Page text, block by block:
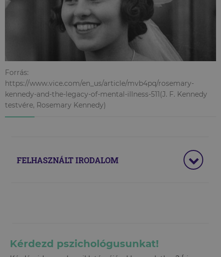
Forrás:
https://www.vice.com/en_us/article/mvb4pq/rosemary-
kennedy-and-the-legacy-of-mental-illness-511(J. F. Kennedy
testvére, Rosemary Kennedy)
FELHASZNÁLT IRODALOM
Kérdezd pszichológusunkat!